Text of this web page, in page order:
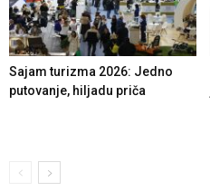
Sajam turizma 2026: Jedno
putovanje, hiljadu priča